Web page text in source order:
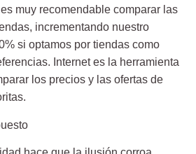
muy recomendable comparar las
incrementando nuestro
si optamos por tiendas como
Internet es la herramienta
los precios y las ofertas de